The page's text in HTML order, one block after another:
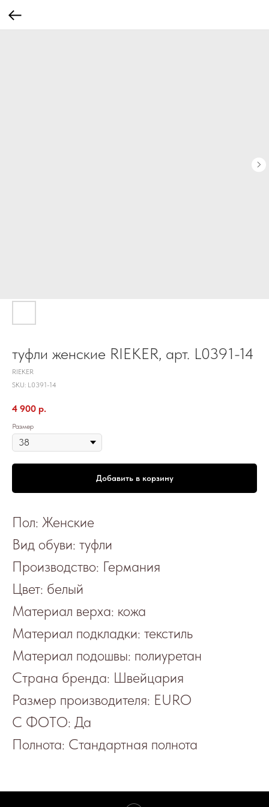
туфли женские RIEKER, арт. L0391-14
RIEKER
SKU: L0391-14
4 900 р.
Размер
Добавить в корзину
Пол: Женские
Вид обуви: туфли
Производство: Германия
Цвет: белый
Материал верха: кожа
Материал подкладки: текстиль
Материал подошвы: полиуретан
Страна бренда: Швейцария
Размер производителя: EURO
С ФОТО: Да
Полнота: Стандартная полнота